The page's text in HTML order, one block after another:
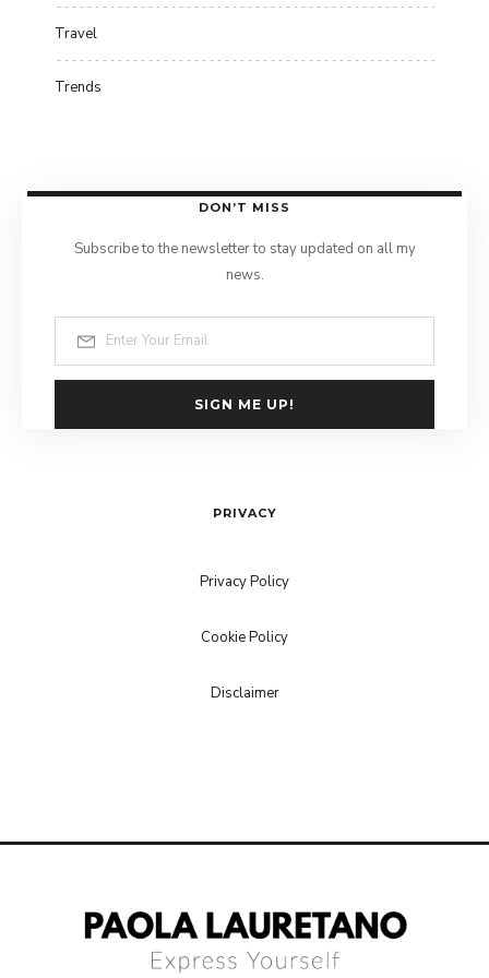
Travel
Trends
DON’T MISS
Subscribe to the newsletter to stay updated on all my
news.
SIGN ME UP!
PRIVACY
Privacy Policy
Cookie Policy
Disclaimer